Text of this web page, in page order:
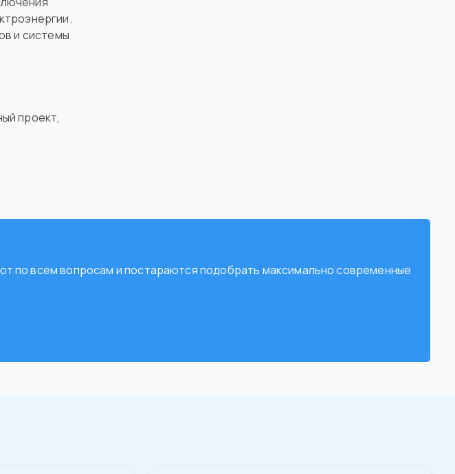
и системы
проект,
по всем вопросам и постараются подобрать максимально современные